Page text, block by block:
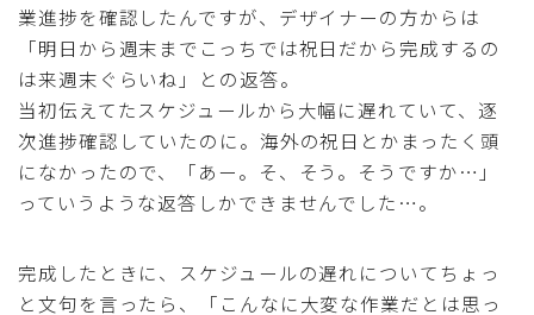
業進捗を確認したんですが、デザイナーの方からは
「明日から週末までこっちでは祝日だから完成するの
は来週末ぐらいね」との返答。
当初伝えてたスケジュールから大幅に遅れていて、逐
次進捗確認していたのに。海外の祝日とかまったく頭
になかったので、「あー。そ、そう。そうですか…」
っていうような返答しかできませんでした…。
完成したときに、スケジュールの遅れについてちょっ
と文句を言ったら、「こんなに大変な作業だとは思っ